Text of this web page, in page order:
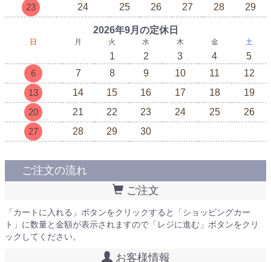
23
24 25 26 27 28 29
2026年9月の定休日
日 月 火 水 木 金 土
1 2 3 4
5
6
7 8 9 10 11
12
13
14 15 16 17 18
19
20
21 22 23 24 25
26
27
28 29 30
ご注文の流れ
ご注文
「カートに入れる」ボタンをクリックすると「ショッピングカー
ト」に数量と金額が表示されますので「レジに進む」ボタンをクリ
ックしてください。
お客様情報